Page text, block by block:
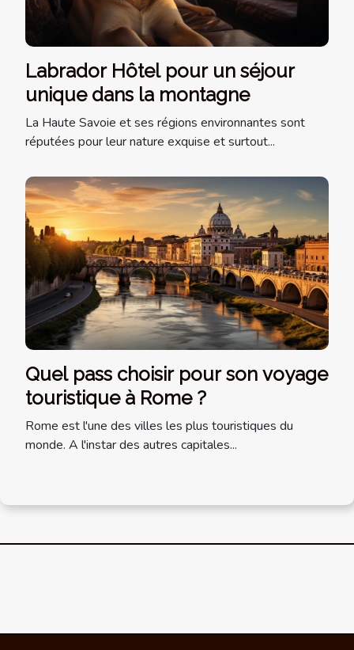
Labrador Hôtel pour un séjour
unique dans la montagne
La Haute Savoie et ses régions environnantes sont
réputées pour leur nature exquise et surtout...
Quel pass choisir pour son voyage
touristique à Rome ?
Rome est l'une des villes les plus touristiques du
monde. A l'instar des autres capitales...